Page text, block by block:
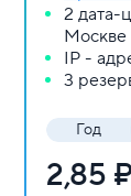
2 дата-
Москве
IP -
3
Год
2,85